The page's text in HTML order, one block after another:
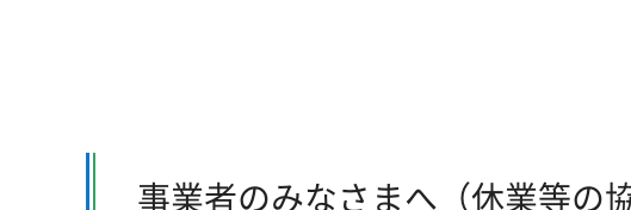
事業者のみなさまへ（休業等の